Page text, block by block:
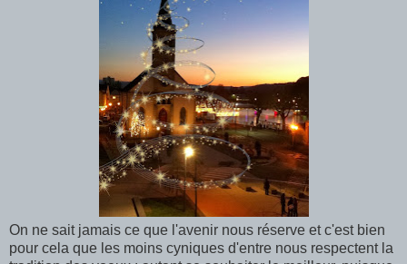
On ne sait jamais ce que l'avenir nous réserve et c'est bien
pour cela que les moins cyniques d'entre nous respectent la